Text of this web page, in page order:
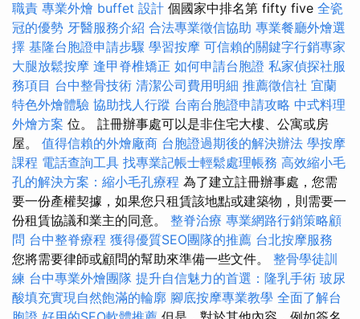
職責 專業外燴 buffet 設計 個國家中排名第 fifty five 全瓷
冠的優勢 牙醫服務介紹 合法專業徵信協助 專業餐廳外燴選
擇 基隆台胞證申請步驟 學習按摩 可信賴的關鍵字行銷專家
大腿放鬆按摩 逢甲脊椎矯正 如何申請台胞證 私家偵探社服
務項目 台中整骨技術 清潔公司費用明細 推薦徵信社 宜蘭
特色外燴體驗 協助找人行蹤 台南台胞證申請攻略 中式料理
外燴方案 位。 註冊辦事處可以是非住宅大樓、公寓或房
屋。 值得信賴的外燴廠商 台胞證過期後的解決辦法 學按摩
課程 電話查詢工具 找專業記帳士輕鬆處理帳務 高效縮小毛
孔的解決方案：縮小毛孔療程 為了建立註冊辦事處，您需
要一份產權契據，如果您只租賃該地點或建築物，則需要一
份租賃協議和業主的同意。 整脊治療 專業網路行銷策略顧
問 台中整脊療程 獲得優質SEO團隊的推薦 台北按摩服務
您將需要律師或顧問的幫助來準備一些文件。 整骨學徒訓
練 台中專業外燴團隊 提升自信魅力的首選：隆乳手術 玻尿
酸填充實現自然飽滿的輪廓 腳底按摩專業教學 全面了解台